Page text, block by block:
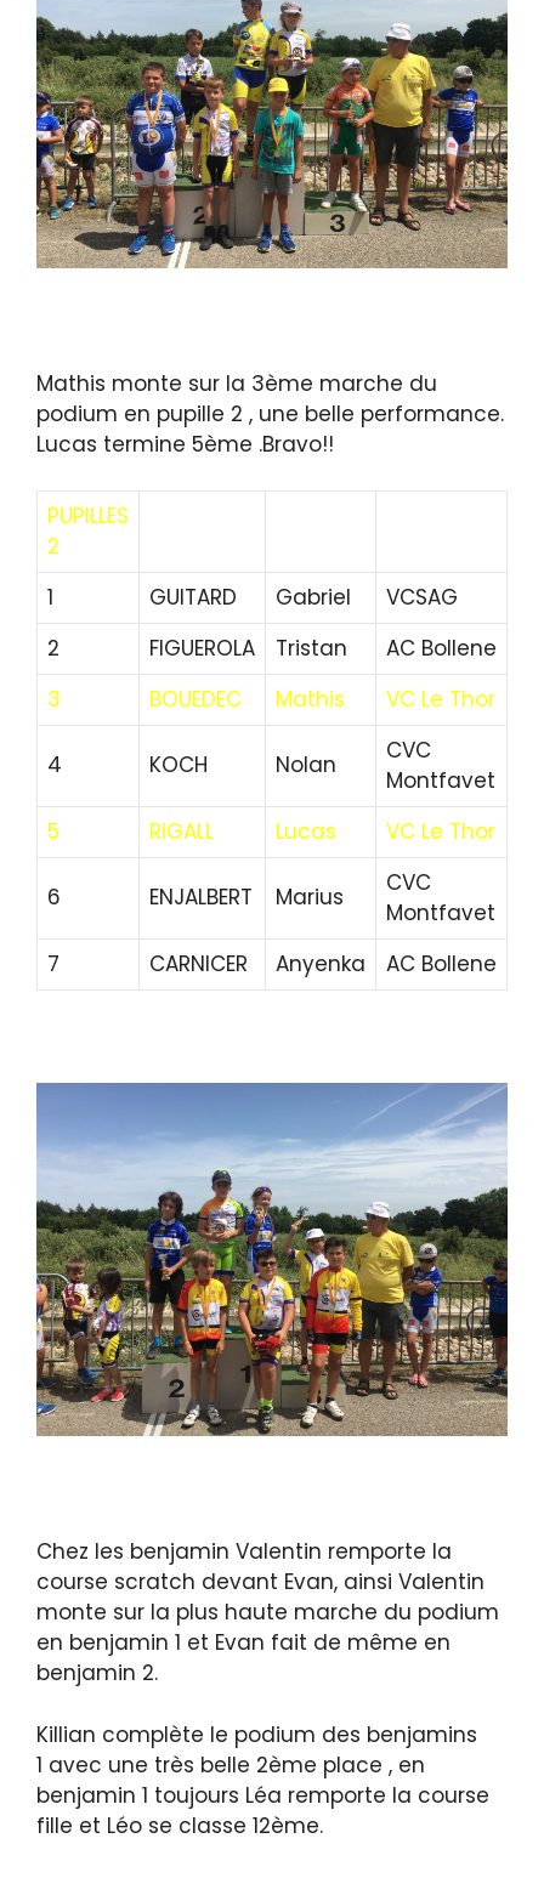
Mathis monte sur la 3ème marche du
podium en pupille 2 , une belle performance.
Lucas termine 5ème .Bravo!!
PUPILLES
2
1
GUITARD Gabriel
VCSAG
2
FIGUEROLA Tristan
AC Bollene
3
BOUEDEC Mathis VC Le Thor
4 KOCH Nolan
CVC
Montfavet
5
RIGALL Lucas VC Le Thor
6 ENJALBERT Marius
CVC
Montfavet
7
CARNICER Anyenka AC Bollene
Chez les benjamin Valentin remporte la
course scratch devant Evan, ainsi Valentin
monte sur la plus haute marche du podium
en benjamin 1 et Evan fait de même en
benjamin 2.
Killian complète le podium des benjamins
1 avec une très belle 2ème place , en
benjamin 1 toujours Léa remporte la course
fille et Léo se classe 12ème.